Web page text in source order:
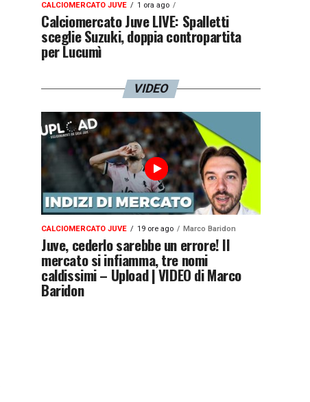
CALCIOMERCATO JUVE 1 ora ago
Calciomercato Juve LIVE: Spalletti
sceglie Suzuki, doppia contropartita
per Lucumì
VIDEO
CALCIOMERCATO JUVE 19 ore ago Marco Baridon
Juve, cederlo sarebbe un errore! Il
mercato si infiamma, tre nomi
caldissimi – Upload | VIDEO di Marco
Baridon